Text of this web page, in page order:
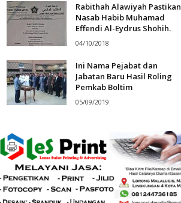
Rabithah Alawiyah Pastikan
Nasab Habib Muhamad
Effendi Al-Eydrus Shohih.
04/10/2018
Ini Nama Pejabat dan
Jabatan Baru Hasil Roling
Pemkab Boltim
05/09/2019